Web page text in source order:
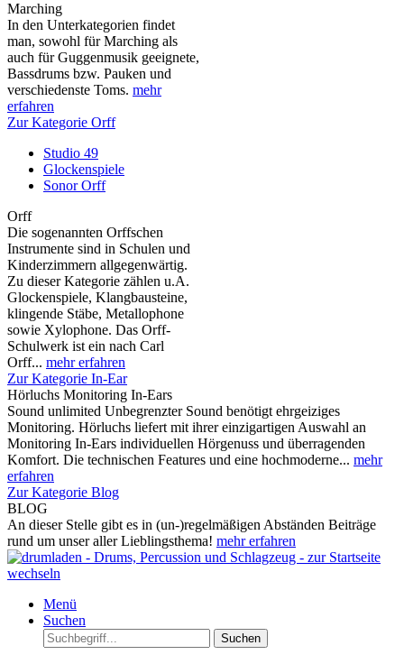
Marching
In den Unterkategorien findet
man, sowohl für Marching als
auch für Guggenmusik geeignete,
Bassdrums bzw. Pauken und
verschiedenste Toms. mehr
erfahren
Zur Kategorie Orff
Studio 49
Glockenspiele
Sonor Orff
Orff
Die sogenannten Orffschen
Instrumente sind in Schulen und
Kinderzimmern allgegenwärtig.
Zu dieser Kategorie zählen u.A.
Glockenspiele, Klangbausteine,
klingende Stäbe, Metallophone
sowie Xylophone. Das Orff-
Schulwerk ist ein nach Carl
Orff... mehr erfahren
Zur Kategorie In-Ear
Hörluchs Monitoring In-Ears
Sound unlimited Unbegrenzter Sound benötigt ehrgeiziges
Monitoring. Hörluchs liefert mit ihrer einzigartigen Auswahl an
Monitoring In-Ears individuellen Hörgenuss und überragenden
Komfort. Die technischen Features und eine hochmoderne... mehr
erfahren
Zur Kategorie Blog
BLOG
An dieser Stelle gibt es in (un-)regelmäßigen Abständen Beiträge
rund um unser aller Lieblingsthema! mehr erfahren
Menü
Suchen
Suchen